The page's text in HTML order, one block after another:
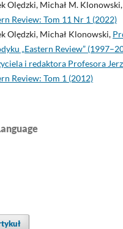
Olędzki, Michał M. Klonowski,
Review: Tom 11 Nr 1 (2022)
Olędzki, Michał Klonowski,
„Eastern Review”
i redaktora Profesora
Review: Tom 1 (2012)